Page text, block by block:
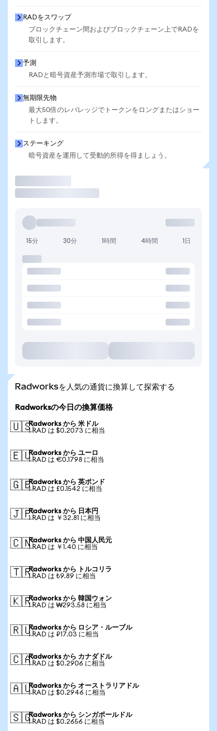
RADをスワップ
ブロックチェーン間およびブロックチェーン上でRADを
取引します。
予測
RADと暗号資産予測市場で取引します。
無期限先物
最大50倍のレバレッジでトークンをロングまたはショー
トします。
ステーキング
暗号資産を運用して受動的所得を得ましょう。
15分 30分 1時間 4時間 1日
Radworksを人気の通貨に換算して探索する
Radworksの今日の換算価格
🇺🇸Radworks から 米ドル
1 RAD は $0.2073 に相当
🇪🇺Radworks から ユーロ
1 RAD は €0.1798 に相当
🇬🇧Radworks から 英ポンド
1 RAD は £0.1542 に相当
🇯🇵Radworks から 日本円
1 RAD は ￥32.81 に相当
🇨🇳Radworks から 中国人民元
1 RAD は ￥1.40 に相当
🇹🇷Radworks から トルコリラ
1 RAD は ₺9.89 に相当
🇰🇷Radworks から 韓国ウォン
1 RAD は ₩293.58 に相当
🇷🇺Radworks から ロシア・ルーブル
1 RAD は ₽17.03 に相当
🇨🇦Radworks から カナダドル
1 RAD は $0.2906 に相当
🇦🇺Radworks から オーストラリアドル
1 RAD は $0.2946 に相当
🇸🇬Radworks から シンガポールドル
1 RAD は $0.2656 に相当